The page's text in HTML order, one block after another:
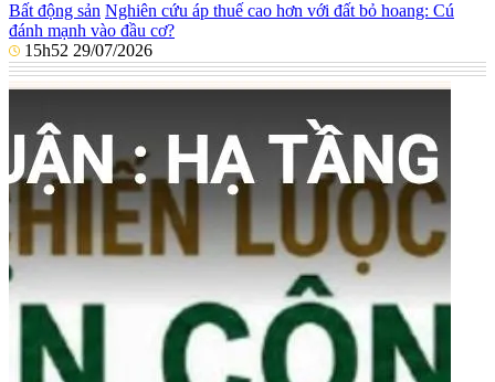
Bất động sản Nghiên cứu áp thuế cao hơn với đất bỏ hoang: Cú
đánh mạnh vào đầu cơ?
15h52 29/07/2026